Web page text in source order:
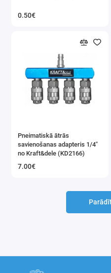
0.50€
Pneimatiskā ātrās
savienošanas adapteris 1/4"
no Kraft&dele (KD2166)
7.00€